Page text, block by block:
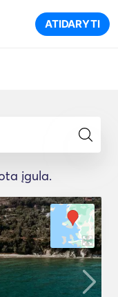
ATIDARYTI
įgula.